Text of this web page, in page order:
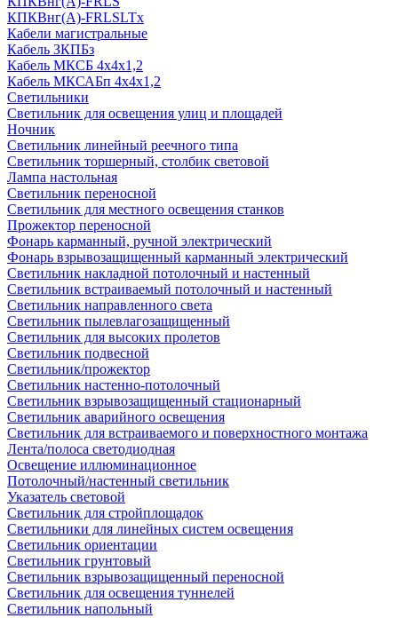
КПКВнг(A)-FRLSLTx
Кабели магистральные
Кабель ЗКПБз
Кабель МКСБ 4х4х1,2
Кабель МКСАБп 4х4х1,2
Светильники
Светильник для освещения улиц и площадей
Ночник
Светильник линейный реечного типа
Светильник торшерный, столбик световой
Лампа настольная
Светильник переносной
Светильник для местного освещения станков
Прожектор переносной
Фонарь карманный, ручной электрический
Фонарь взрывозащищенный карманный электрический
Светильник накладной потолочный и настенный
Светильник встраиваемый потолочный и настенный
Светильник направленного света
Светильник пылевлагозащищенный
Светильник для высоких пролетов
Светильник подвесной
Светильник/прожектор
Светильник настенно-потолочный
Светильник взрывозащищенный стационарный
Светильник аварийного освещения
Светильник для встраиваемого и поверхностного монтажа
Лента/полоса светодиодная
Освещение иллюминационное
Потолочный/настенный светильник
Указатель световой
Светильник для стройплощадок
Светильники для линейных систем освещения
Светильник ориентации
Светильник грунтовый
Светильник взрывозащищенный переносной
Светильник для освещения туннелей
Светильник напольный